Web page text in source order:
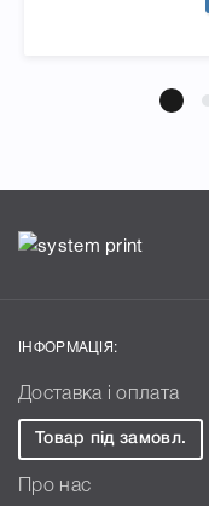
автоматично
ІНФОРМАЦІЯ:
Доставка і оплата
Товар під замовл.
Про нас